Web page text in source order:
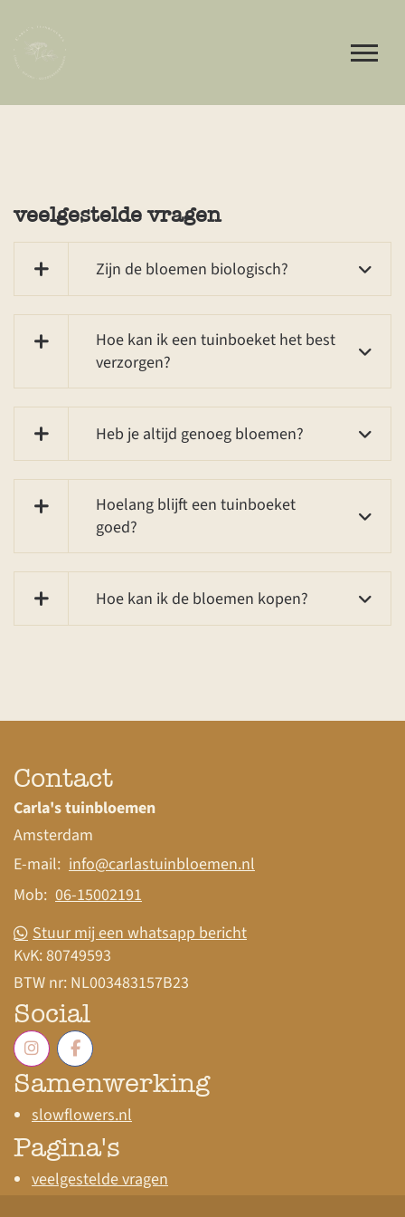
veelgestelde vragen
Zijn de bloemen biologisch?
Hoe kan ik een tuinboeket het best
verzorgen?
Heb je altijd genoeg bloemen?
Hoelang blijft een tuinboeket
goed?
Hoe kan ik de bloemen kopen?
Contact
Carla's tuinbloemen
Amsterdam
E-mail: info@carlastuinbloemen.nl
Mob: 06-15002191
Stuur mij een whatsapp bericht
KvK:80749593
BTW nr: NL003483157B23
Social
Samenwerking
slowflowers.nl
Pagina's
veelgestelde vragen